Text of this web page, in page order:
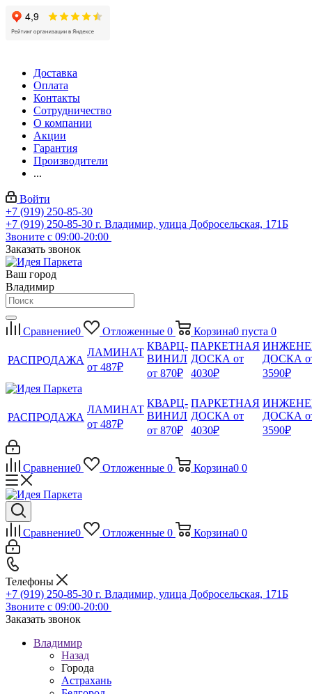
Доставка
Оплата
Контакты
Сотрудничество
О компании
Акции
Гарантия
Производители
...
Войти
+7 (919) 250-85-30
+7 (919) 250-85-30 г. Владимир, улица Добросельская, 171Б
Звоните с 09:00-20:00
Заказать звонок
Ваш город
Владимир
Сравнение0 Отложенные 0 Корзина0 пуста 0
РАСПРОДАЖА
ЛАМИНАТ
от 487₽
КВАРЦ-
ВИНИЛ
от 870₽
ПАРКЕТНАЯ
ДОСКА от
4030₽
ДОСКА
3590₽
РАСПРОДАЖА
ЛАМИНАТ
от 487₽
КВАРЦ-
ВИНИЛ
от 870₽
ПАРКЕТНАЯ
ДОСКА от
4030₽
ДОСКА
3590₽
Сравнение0 Отложенные 0 Корзина0 0
Сравнение0 Отложенные 0 Корзина0 0
Телефоны
+7 (919) 250-85-30 г. Владимир, улица Добросельская, 171Б
Звоните с 09:00-20:00
Заказать звонок
Владимир
Назад
Города
Астрахань